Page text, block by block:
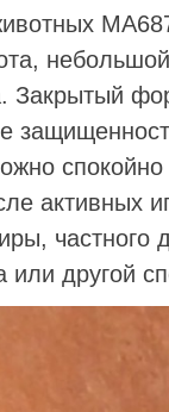
Закрытый
активных
или другой